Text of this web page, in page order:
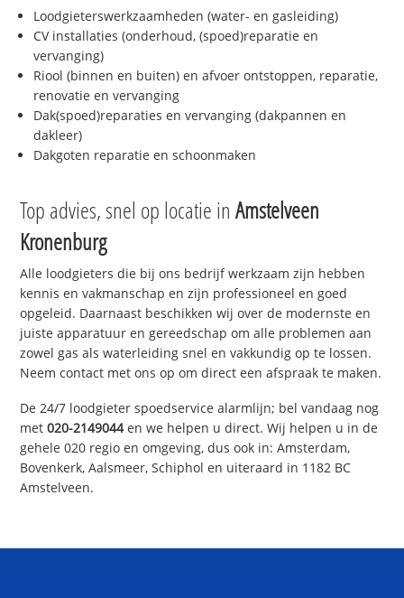
Loodgieterswerkzaamheden (water- en gasleiding)
CV installaties (onderhoud, (spoed)reparatie en
vervanging)
Riool (binnen en buiten) en afvoer ontstoppen, reparatie,
renovatie en vervanging
Dak(spoed)reparaties en vervanging (dakpannen en
dakleer)
Dakgoten reparatie en schoonmaken
Top advies, snel op locatie inAmstelveen
Kronenburg
Alle loodgieters die bij ons bedrijf werkzaam zijn hebben
kennis en vakmanschap en zijn professioneel en goed
opgeleid. Daarnaast beschikken wij over de modernste en
juiste apparatuur en gereedschap om alle problemen aan
zowel gas als waterleiding snel en vakkundig op te lossen.
Neem contact met ons op om direct een afspraak te maken.
De 24/7 loodgieter spoedservice alarmlijn; bel vandaag nog
met020-2149044en we helpen u direct. Wij helpen u in de
gehele 020 regio en omgeving, dus ook in: Amsterdam,
Bovenkerk, Aalsmeer, Schiphol en uiteraard in 1182 BC
Amstelveen.